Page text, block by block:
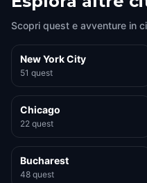
Scopri quest e avventure in
New York City
51 quest
Chicago
22 quest
Bucharest
48 quest